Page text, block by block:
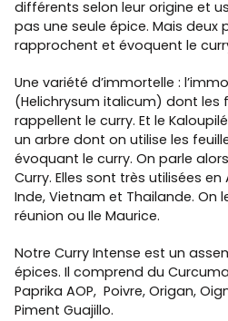
différents selon leur origine et
pas une seule épice. Mais deux
rapprochent et évoquent le
Une variété d’immortelle :
(Helichrysum italicum) dont les
rappellent le curry. Et le
un arbre dont on utilise les
évoquant le curry. On parle
Curry. Elles sont très utilisées
Inde, Vietnam et Thailande. On
réunion ou Ile Maurice.
Notre Curry Intense est un
épices. Il comprend du
Paprika AOP, Poivre, Origan,
Piment Guajillo.